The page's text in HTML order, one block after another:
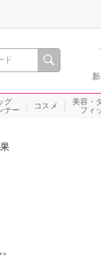
間を。通販・テレビシ
グ
ナー
コスメ
美容・
フィ